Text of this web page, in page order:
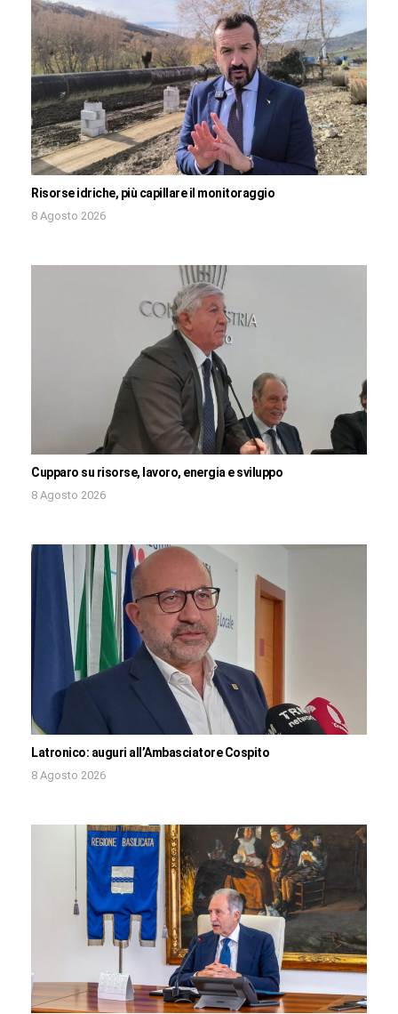
Risorse idriche, più capillare il monitoraggio
8 Agosto 2026
Cupparo su risorse, lavoro, energia e sviluppo
8 Agosto 2026
Latronico: auguri all’Ambasciatore Cospito
8 Agosto 2026